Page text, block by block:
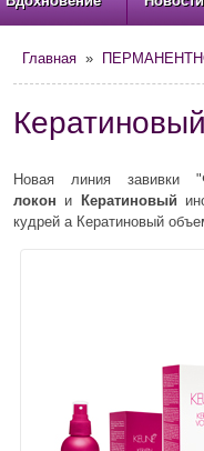
Главная »
Новая линия завивки
локон и Кератиновый
кудрей а Кератиновый